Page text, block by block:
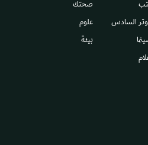
السادس​
صحتك
علوم
بيئة